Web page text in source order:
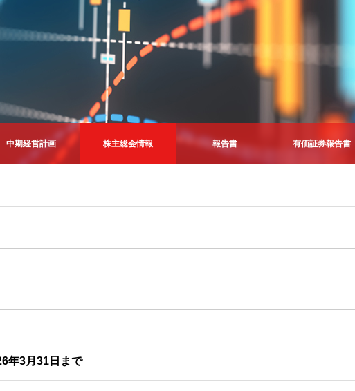
中期経営計画 株主総会情報 報告書 有価証券報告書
年3月31日まで